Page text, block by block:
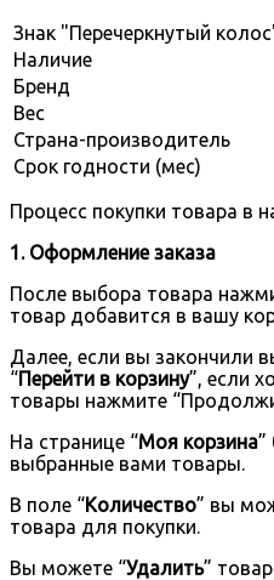
Знак "Перечеркнутый
Наличие
Бренд
Вес
Страна-производитель
Срок годности (мес)
Процесс покупки товара в
1. Оформление заказа
После выбора товара
товар добавится в вашу
Далее, если вы закончили
“Перейти в корзину”, если
товары нажмите
На странице “Моя корзина”
выбранные вами товары.
В поле “Количество” вы
товара для покупки.
Вы можете “Удалить”